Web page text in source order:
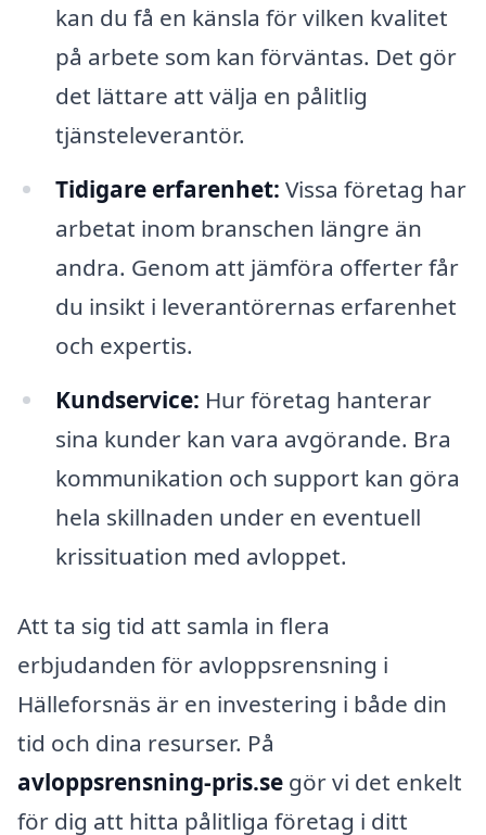
kan du få en känsla för vilken kvalitet
på arbete som kan förväntas. Det gör
det lättare att välja en pålitlig
tjänsteleverantör.
Tidigare erfarenhet: Vissa företag har
arbetat inom branschen längre än
andra. Genom att jämföra offerter får
du insikt i leverantörernas erfarenhet
och expertis.
Kundservice: Hur företag hanterar
sina kunder kan vara avgörande. Bra
kommunikation och support kan göra
hela skillnaden under en eventuell
krissituation med avloppet.
Att ta sig tid att samla in flera
erbjudanden för avloppsrensning i
Hälleforsnäs är en investering i både din
tid och dina resurser. På
avloppsrensning-pris.se gör vi det enkelt
för dig att hitta pålitliga företag i ditt